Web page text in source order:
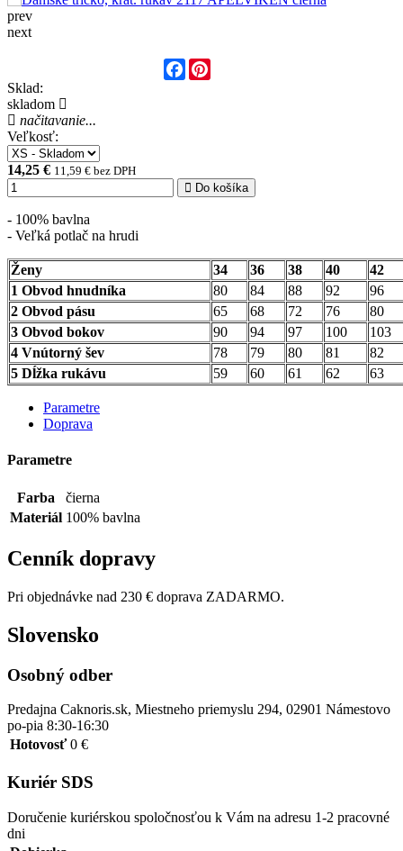
prev
next
Facebook
Sklad:
skladom
načitavanie...
Veľkosť:
14,25 € 11,59 € bez DPH
Do košíka
- 100% bavlna
- Veľká potlač na hrudi
Ženy 34 36 38 40
42
1 Obvod hnudníka
80 84 88 92
96
2 Obvod pásu
65 68 72 76
80
3 Obvod bokov
90 94 97 100
103
4 Vnútorný šev
78 79 80 81
82
5 Dĺžka rukávu
59 60 61 62 63
Parametre
Doprava
Parametre
Farba
čierna
Materiál 100% bavlna
Cenník dopravy
Pri objednávke nad 230 € doprava ZADARMO.
Slovensko
Osobný odber
Predajna Caknoris.sk, Miestneho priemyslu 294, 02901 Námestovo
po-pia 8:30-16:30
Hotovosť 0 €
Kuriér SDS
Doručenie kuriérskou spoločnosťou k Vám na adresu 1-2 pracovné
dni